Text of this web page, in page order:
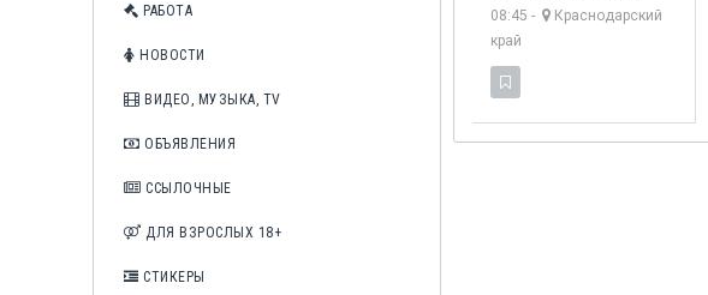
РАБОТА
НОВОСТИ
ВИДЕО, МУЗЫКА, TV
ОБЪЯВЛЕНИЯ
ССЫЛОЧНЫЕ
ДЛЯ ВЗРОСЛЫХ 18+
СТИКЕРЫ
08:45 -
Краснодарский
край